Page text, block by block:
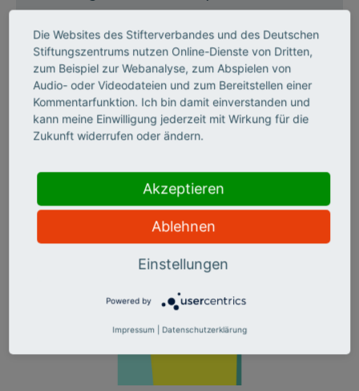
Die geförderten Projekte2018
Publikationen
"digital.engagiert" entstanden sind
Die Websites des Stifterverbandes und des Deutschen
Stiftungszentrums nutzen Online-Dienste von Dritten,
zum Beispiel zur Webanalyse, zum Abspielen von
Audio- oder Videodateien und zum Bereitstellen einer
Kommentarfunktion. Ich bin damit einverstanden und
kann meine Einwilligung jederzeit mit Wirkung für die
Zukunft widerrufen oder ändern.
Akzeptieren
Ablehnen
Einstellungen
Powered by
Impressum Datenschutzerklärung